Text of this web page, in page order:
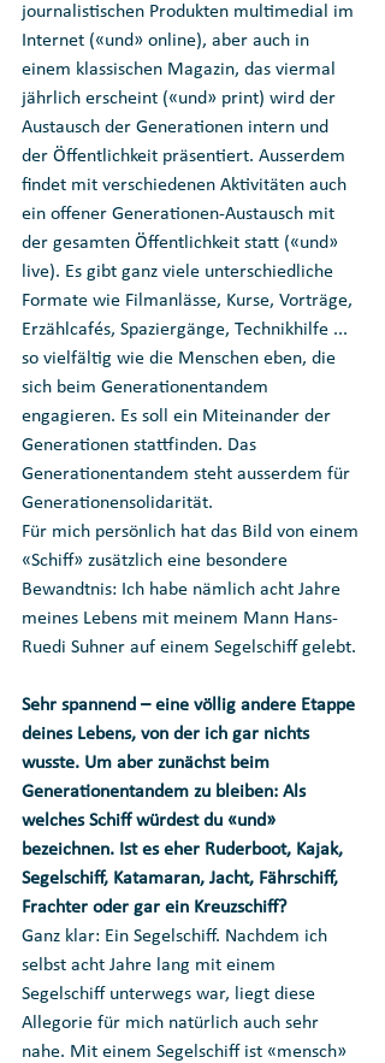
journalistischen Produkten multimedial im
Internet («und» online), aber auch in
einem klassischen Magazin, das viermal
jährlich erscheint («und» print) wird der
Austausch der Generationen intern und
der Öffentlichkeit präsentiert. Ausserdem
findet mit verschiedenen Aktivitäten auch
ein offener Generationen-Austausch mit
der gesamten Öffentlichkeit statt («und»
live). Es gibt ganz viele unterschiedliche
Formate wie Filmanlässe, Kurse, Vorträge,
Erzählcafés, Spaziergänge, Technikhilfe ...
so vielfältig wie die Menschen eben, die
sich beim Generationentandem
engagieren. Es soll ein Miteinander der
Generationen stattfinden. Das
Generationentandem steht ausserdem für
Generationensolidarität.
Für mich persönlich hat das Bild von einem
«Schiff» zusätzlich eine besondere
Bewandtnis: Ich habe nämlich acht Jahre
meines Lebens mit meinem Mann Hans-
Ruedi Suhner auf einem Segelschiff gelebt.
Sehr spannend – eine völlig andere Etappe
deines Lebens, von der ich gar nichts
wusste. Um aber zunächst beim
Generationentandem zu bleiben: Als
welches Schiff würdest du «und»
bezeichnen. Ist es eher Ruderboot, Kajak,
Segelschiff, Katamaran, Jacht, Fährschiff,
Frachter oder gar ein Kreuzschiff?
Ganz klar: Ein Segelschiff. Nachdem ich
selbst acht Jahre lang mit einem
Segelschiff unterwegs war, liegt diese
Allegorie für mich natürlich auch sehr
nahe. Mit einem Segelschiff ist «mensch»